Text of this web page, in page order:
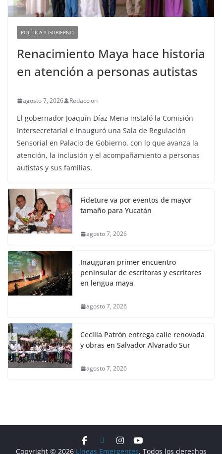
POLÍTICA Y GOBIERNO
Renacimiento Maya hace historia
en atención a personas autistas
agosto 7, 2026 Redaccion
El gobernador Joaquín Díaz Mena instaló la Comisión
Intersecretarial e inauguró una Sala de Regulación
Sensorial en Palacio de Gobierno, con lo que avanza la
atención, la inclusión y el acompañamiento a personas
autistas y sus familias.
Fideture va por eventos de mayor
tamaño para Yucatán
agosto 7, 2026
Inauguran primer encuentro
peninsular de escritoras y escritores
en lengua maya
agosto 7, 2026
Cecilia Patrón entrega calle renovada
y obras en Salvador Alvarado Sur
agosto 7, 2026
Copyright © 2026 Líneas Emergentes. Todos los derechos